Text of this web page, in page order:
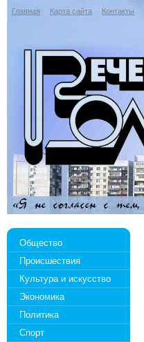
Главная Карта сайта Контакты
Общество
Происшествия
Культура и искусство
Экономика
Политика
Спорт